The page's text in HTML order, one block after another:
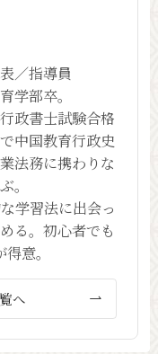
／指導員
学部卒。
政書士試験合格
中国教育行政史
法務に携わりな
。
学習法に出会っ
る。初心者でも
意。
へ